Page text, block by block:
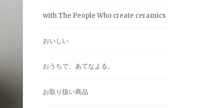
with The People Who create ceramics
おいしい
おうちで、あてなよる。
お取り扱い商品